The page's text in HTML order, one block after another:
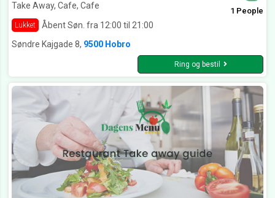
Take Away, Cafe, Cafe
Lukket Åbent Søn. fra 12:00 til 21:00
1 People
Søndre Kajgade 8, 9500 Hobro
Ring og bestil